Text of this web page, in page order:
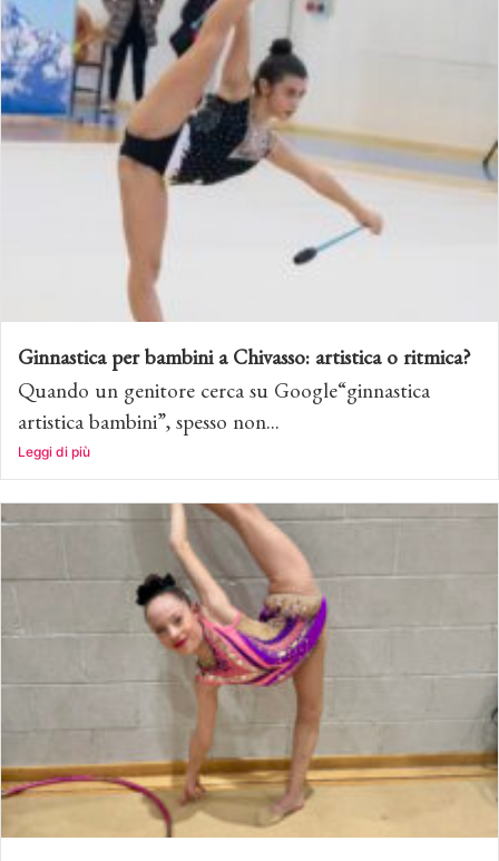
Ginnastica per bambini a Chivasso: artistica o ritmica?
Quando un genitore cerca su Google“ginnastica
artistica bambini”, spesso non...
Leggi di più